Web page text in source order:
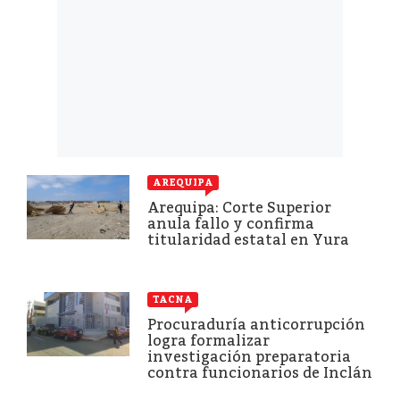
AREQUIPA
Arequipa: Corte Superior
anula fallo y confirma
titularidad estatal en Yura
TACNA
Procuraduría anticorrupción
logra formalizar
investigación preparatoria
contra funcionarios de Inclán